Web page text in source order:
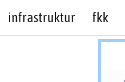
infrastruktur fkk